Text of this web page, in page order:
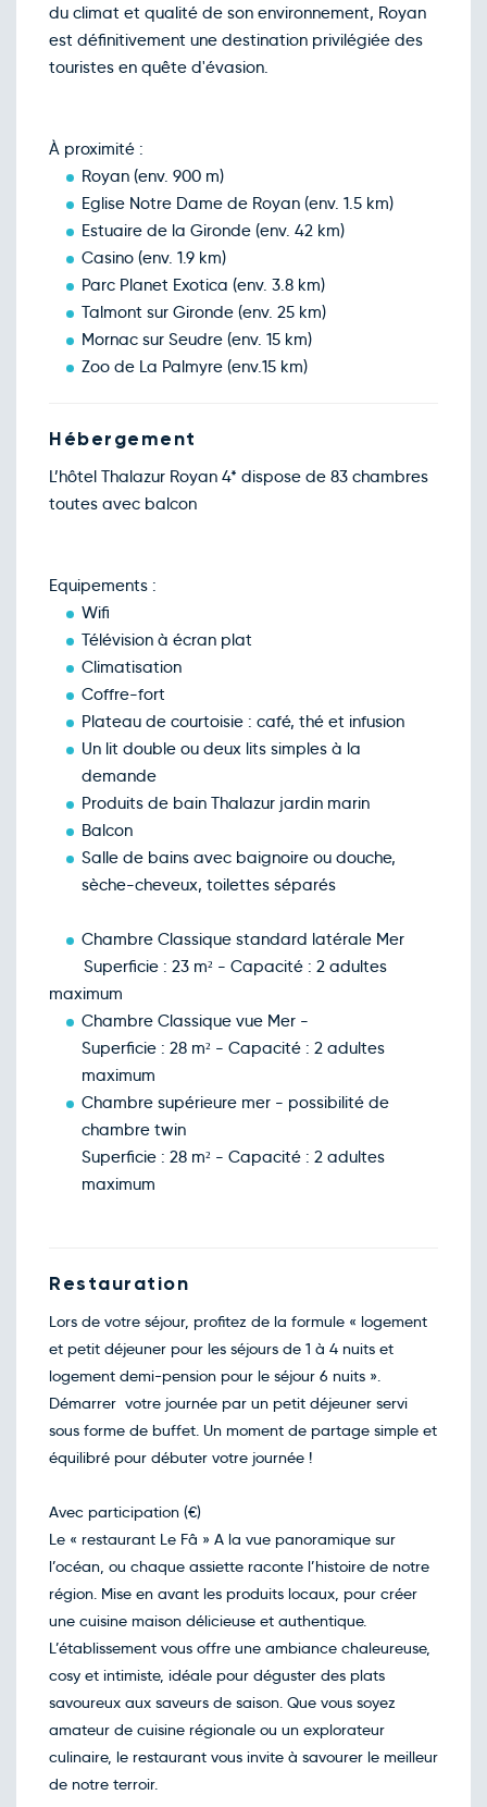
nov.
Décembre 2026
Mar.
02
déc.
198€
Jeu.
03
198€/pers
Ven.
04
198€/pers
Retour le Sam. 05 déc. 26
Sam.
05
200€/pers
Retour le Dim. 06 déc. 26
Dim.
06
198€/pers
Retour le Lun. 07 déc. 26
déc.
08
déc.
198€/pers
Mer.
10
déc.
198€
Ven.
déc.
198€/pers
Sam.
déc.
200€
Dim.
déc.
198€/pers
Retour le Lun. 14 déc. 26
14
déc.
198€/pers
Mar.
15
déc.
198€ /pers
Retour le Jeu. 17 déc. 26
Jeu.
198€ /pers
Retour le Ven. 18 déc. 26
Ven.
déc.
208€/pers
219€
Retour le Dim. 20 déc. 26
Dim.
206€
Retour le Lun. 21 déc. 26
213€
Retour le Mar. 22 déc. 26
Mer.
23
213€/pers
Jeu.
24
déc.
213€ /pers
Retour le Ven. 25 déc. 26
Ven.
25
déc.
228€ /pers
Retour le Sam. 26 déc. 26
du climat et qualité de son environnement, Royan
est définitivement une destination privilégiée des
touristes en quête d'évasion.
À proximité :
Royan (env. 900 m)
Eglise Notre Dame de Royan (env. 1.5 km)
Estuaire de la Gironde (env. 42 km)
Casino (env. 1.9 km)
Parc Planet Exotica (env. 3.8 km)
Talmont sur Gironde (env. 25 km)
Mornac sur Seudre (env. 15 km)
Zoo de La Palmyre (env.15 km)
Hébergement
L’hôtel Thalazur Royan 4* dispose de 83 chambres
toutes avec balcon
Equipements :
Wifi
Télévision à écran plat
Climatisation
Coffre-fort
Plateau de courtoisie : café, thé et infusion
Un lit double ou deux lits simples à la
demande
Produits de bain Thalazur jardin marin
Balcon
Salle de bains avec baignoire ou douche,
sèche-cheveux, toilettes séparés
Chambre Classique standard latérale Mer
Superficie : 23 m² - Capacité : 2 adultes
maximum
Chambre Classique vue Mer -
Superficie : 28 m² - Capacité : 2 adultes
maximum
Chambre supérieure mer - possibilité de
chambre twin
Superficie : 28 m² - Capacité : 2 adultes
maximum
Restauration
Lors de votre séjour, profitez de la formule « logement
et petit déjeuner pour les séjours de 1 à 4 nuits et
logement demi-pension pour le séjour 6 nuits ».
Démarrer votre journée par un petit déjeuner servi
sous forme de buffet. Un moment de partage simple et
équilibré pour débuter votre journée !
Avec participation (€)
Le « restaurant Le Fâ » A la vue panoramique sur
l’océan, ou chaque assiette raconte l’histoire de notre
région. Mise en avant les produits locaux, pour créer
une cuisine maison délicieuse et authentique.
L’établissement vous offre une ambiance chaleureuse,
cosy et intimiste, idéale pour déguster des plats
savoureux aux saveurs de saison. Que vous soyez
amateur de cuisine régionale ou un explorateur
culinaire, le restaurant vous invite à savourer le meilleur
de notre terroir.